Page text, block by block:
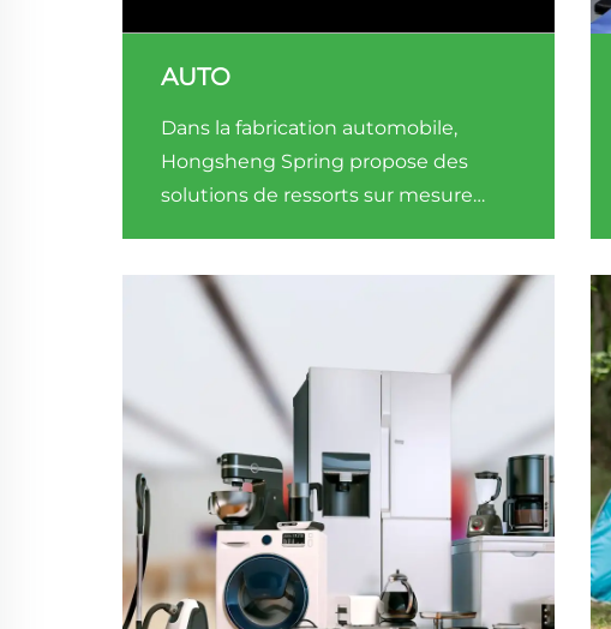
AUTO
Dans la fabrication automobile,
Hongsheng Spring propose des
solutions de ressorts sur mesure
les composants moteurs.